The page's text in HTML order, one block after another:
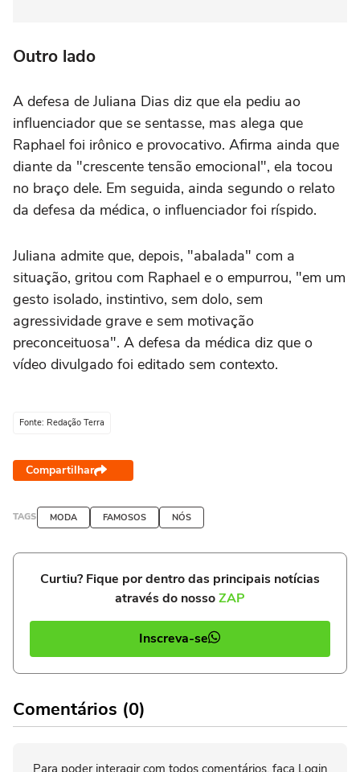
Outro lado
A defesa de Juliana Dias diz que ela pediu ao
influenciador que se sentasse, mas alega que
Raphael foi irônico e provocativo. Afirma ainda que
diante da "crescente tensão emocional", ela tocou
no braço dele. Em seguida, ainda segundo o relato
da defesa da médica, o influenciador foi ríspido.
Juliana admite que, depois, "abalada" com a
situação, gritou com Raphael e o empurrou, "em um
gesto isolado, instintivo, sem dolo, sem
agressividade grave e sem motivação
preconceituosa". A defesa da médica diz que o
vídeo divulgado foi editado sem contexto.
Fonte: Redação Terra
Compartilhar
TAGS MODA FAMOSOS NÓS
Curtiu? Fique por dentro das principais notícias
através do nossoZAP
Inscreva-se
Comentários (0)
Para poder interagir com todos comentários, faça Login